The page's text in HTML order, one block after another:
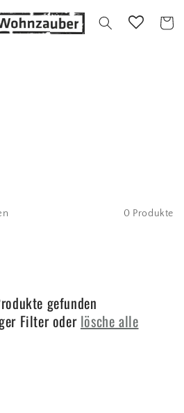
0 Produkte
gefunden
Filter oder lösche alle